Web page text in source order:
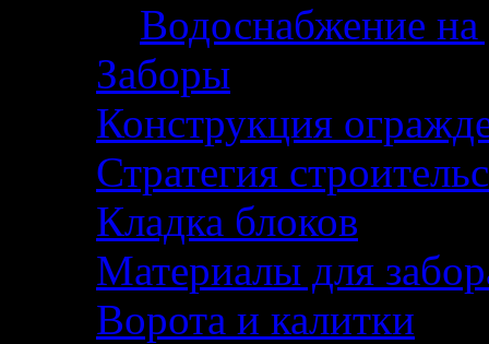
Водоснабжение на
Заборы
Конструкция
Стратегия
Кладка блоков
Материалы для
Ворота и калитки